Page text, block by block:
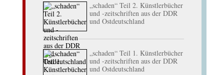
„schaden“ Teil 2. Künstlerbücher
und -zeitschriften aus der DDR
und Ostdeutschland
„schaden“ Teil 1. Künstlerbücher
und -zeitschriften aus der DDR
und Ostdeutschland